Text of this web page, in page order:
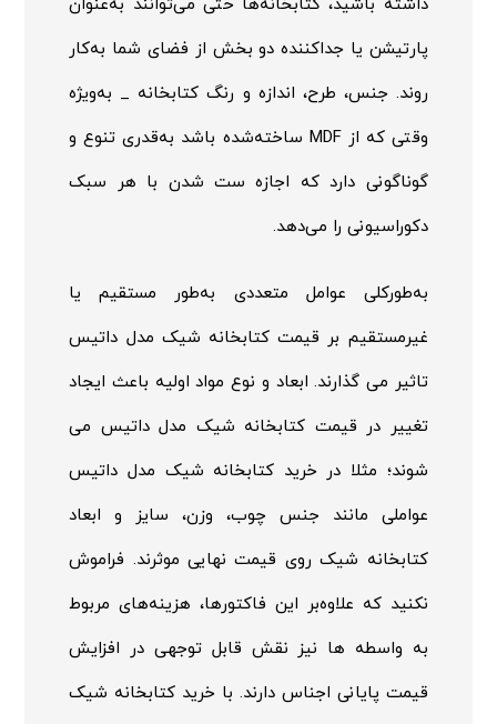
داشته باشید، کتابخانه‌ها حتی می‌توانند به‌عنوان
پارتیشن یا جداکننده دو بخش از فضای شما به‌کار
روند. جنس، طرح، اندازه و رنگ کتابخانه _ به‌ویژه
وقتی که از MDF ساخته‌شده باشد به‌قدری تنوع و
گوناگونی دارد که اجازه ست شدن با هر سبک
دکوراسیونی را می‌دهد.
به‌طورکلی عوامل متعددی به‌طور مستقیم یا
غیرمستقیم بر قیمت کتابخانه شیک مدل داتیس
تاثیر می گذارند. ابعاد و نوع مواد اولیه باعث ایجاد
تغییر در قیمت کتابخانه شیک مدل داتیس می
شوند؛ مثلا در خرید کتابخانه شیک مدل داتیس
عواملی مانند جنس چوب، وزن، سایز و ابعاد
کتابخانه شیک روی قیمت نهایی موثرند. فراموش
نکنید که علاوه‌بر این فاکتورها، هزینه‌های مربوط
به واسطه ها نیز نقش قابل توجهی در افزایش
قیمت پایانی اجناس دارند. با خرید کتابخانه شیک